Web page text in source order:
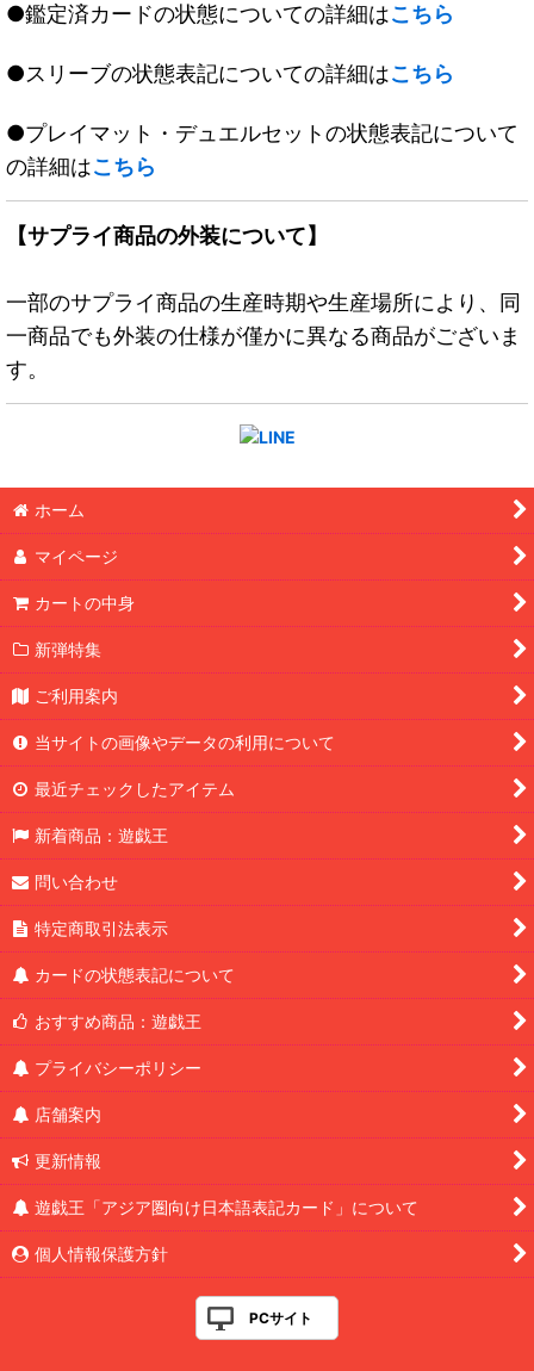
●鑑定済カードの状態についての詳細はこちら
●スリーブの状態表記についての詳細はこちら
●プレイマット・デュエルセットの状態表記について
の詳細はこちら
【サプライ商品の外装について】
一部のサプライ商品の生産時期や生産場所により、同
一商品でも外装の仕様が僅かに異なる商品がございま
す。
ホーム
マイページ
カートの中身
新弾特集
ご利用案内
当サイトの画像やデータの利用について
最近チェックしたアイテム
新着商品：遊戯王
問い合わせ
特定商取引法表示
カードの状態表記について
おすすめ商品：遊戯王
プライバシーポリシー
店舗案内
更新情報
遊戯王「アジア圏向け日本語表記カード」について
個人情報保護方針
PCサイト